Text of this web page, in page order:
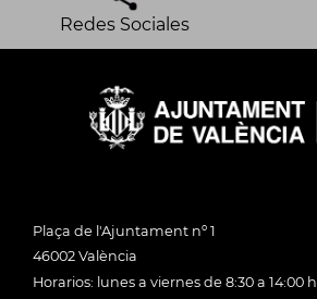
Redes Sociales
Plaça de l'Ajuntament nº 1
46002 València
Horarios: lunes a viernes de 8:30 a 14:00